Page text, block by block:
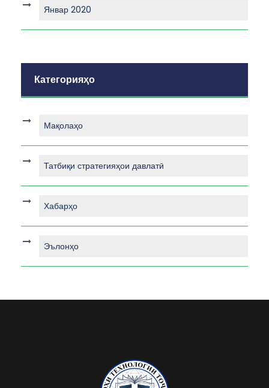
Январ 2020
Категорияҳо
Мақолаҳо
Татбиқи стратегияҳои давлатӣ
Хабарҳо
Эълонҳо